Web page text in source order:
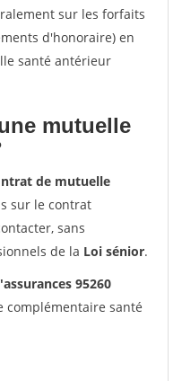
sur les forfaits
d'honoraire) en
santé antérieur
mutuelle
de mutuelle
sur le contrat
sans
de la Loi sénior.
95260
complémentaire santé